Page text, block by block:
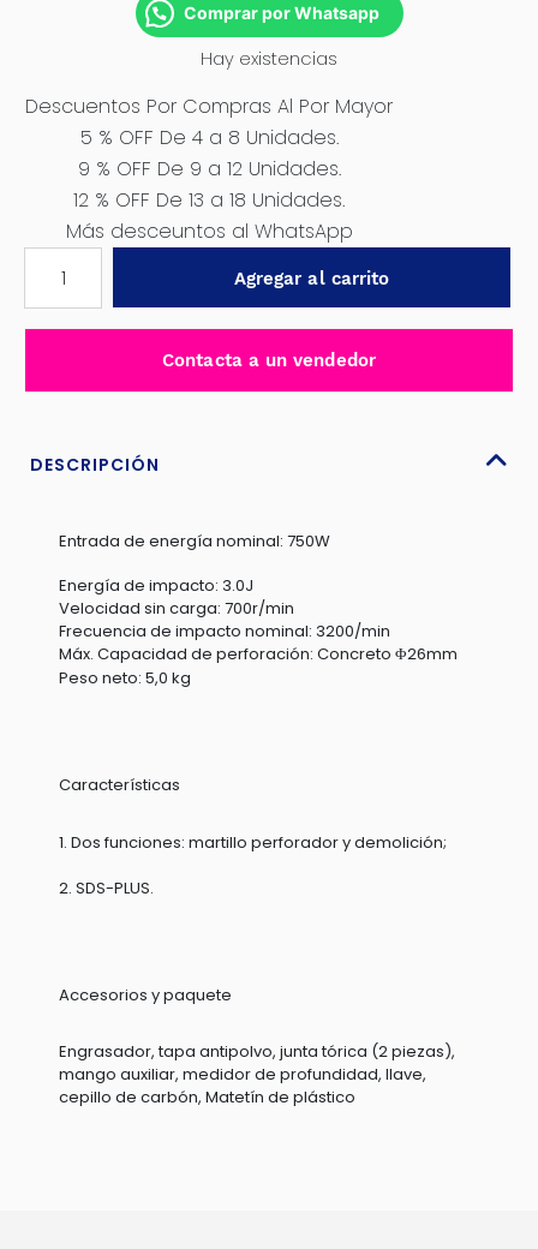
Comprar por Whatsapp
Hay existencias
Descuentos Por Compras Al Por Mayor
5 % OFF De 4 a 8 Unidades.
9 % OFF De 9 a 12 Unidades.
12 % OFF De 13 a 18 Unidades.
Más desceuntos al WhatsApp
SDS+
750W
MALETIN
AZC03-
cantidad
Agregar al carrito
Contacta a un vendedor
DESCRIPCIÓN
Entrada de energía nominal: 750W
Energía de impacto: 3.0J
Velocidad sin carga: 700r/min
Frecuencia de impacto nominal: 3200/min
Máx. Capacidad de perforación: Concreto Φ26mm
Peso neto: 5,0 kg
Características
1. Dos funciones: martillo perforador y demolición;
2. SDS-PLUS.
Accesorios y paquete
Engrasador, tapa antipolvo, junta tórica (2 piezas),
mango auxiliar, medidor de profundidad, llave,
cepillo de carbón, Matetín de plástico